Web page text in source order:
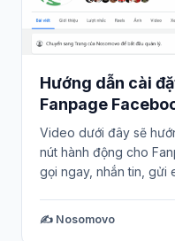
Hướng dẫn cài
Fanpage
Video dưới đây sẽ
nút hành động cho
gọi ngay, nhắn tin, gửi
✍️ Nosomovo